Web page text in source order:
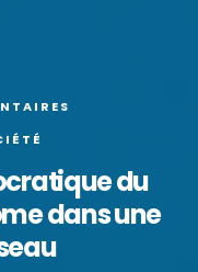
du
dans une